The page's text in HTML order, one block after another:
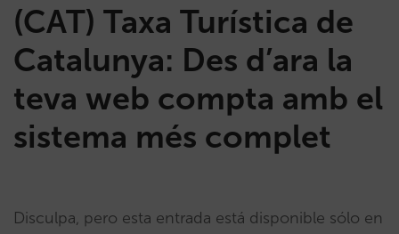
(CAT) Taxa Turística de
Catalunya: Des d’ara la
teva web compta amb el
sistema més complet
Disculpa, pero esta entrada está disponible sólo en